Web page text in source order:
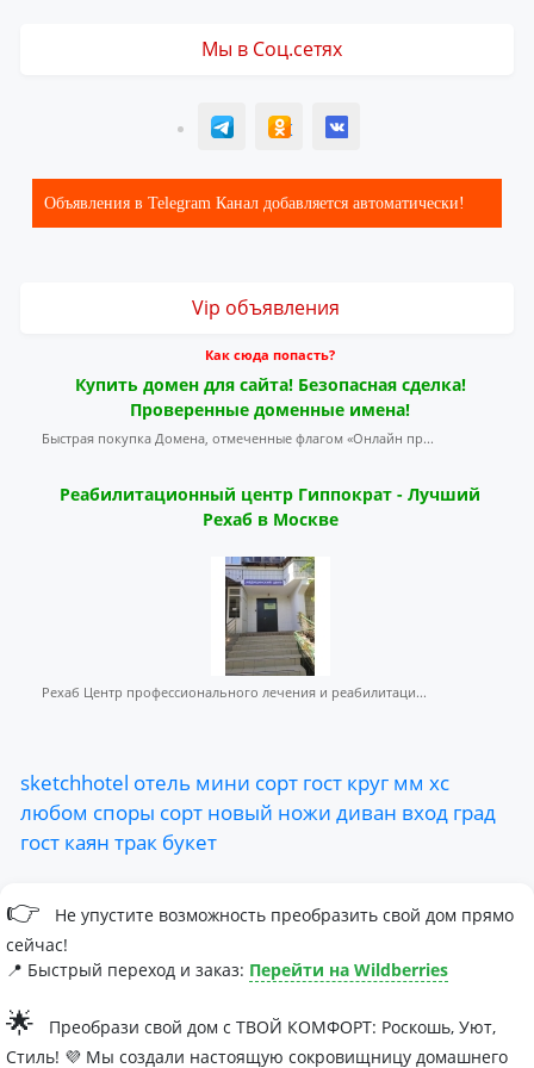
Мы в Соц.сетях
T ОК ВК
Объявления в Telegram Канал добавляется автоматически!
Vip объявления
Как сюда попасть?
Купить домен для сайта! Безопасная сделка!
Проверенные доменные имена!
Быстрая покупка Домена, отмеченные флагом «Онлайн пр...
Реабилитационный центр Гиппократ - Лучший
Рехаб в Москве
Рехаб Центр профессионального лечения и реабилитаци...
sketchhotel отель мини сорт гост круг мм хс
любом споры сорт новый ножи диван вход град
гост каян трак букет
👉
Не упустите возможность преобразить свой дом прямо
сейчас!
📍 Быстрый переход и заказ: Перейти на Wildberries
🌟
Преобрази свой дом с ТВОЙ КОМФОРТ: Роскошь, Уют,
Стиль! 💜 Мы создали настоящую сокровищницу домашнего